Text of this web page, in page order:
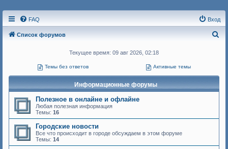
FAQ Вход
Список форумов
Текущее время: 09 авг 2026, 02:18
Темы без ответов Активные темы
Информационные форумы
Полезное в онлайне и офлайне
Любая полезная информация
Темы: 16
Городские новости
Все что происходит в городе обсуждаем в этом форуме
Темы: 14